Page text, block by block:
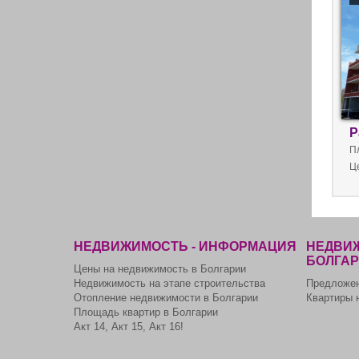
НЕДВИЖИМОСТЬ - ИНФОРМАЦИЯ
Цены на недвижимость в Болгарии
Недвижимость на этапе строительства
Отопление недвижимости в Болгарии
Площадь квартир в Болгарии
Акт 14, Акт 15, Акт 16!
Квартиры